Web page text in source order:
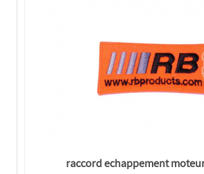
raccord echappement